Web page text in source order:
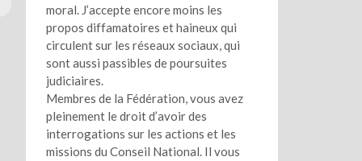
moral. J’accepte encore moins les
propos diffamatoires et haineux qui
circulent sur les réseaux sociaux, qui
sont aussi passibles de poursuites
judiciaires.
Membres de la Fédération, vous avez
pleinement le droit d’avoir des
interrogations sur les actions et les
missions du Conseil National. Il vous